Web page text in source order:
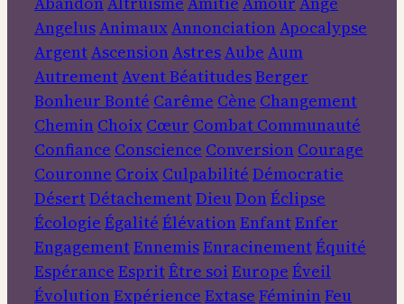
AngelusAnimauxAnnonciationApocalypse
ArgentAscensionAstresAube Aum
AutrementAventBéatitudesBerger
Bonheur Bonté Carême Cène Changement
Chemin Choix Cœur Combat Communauté
Confiance Conscience Conversion Courage
Couronne Croix Culpabilité Démocratie
DésertDétachementDieuDonÉclipse
Écologie Égalité ÉlévationEnfantEnfer
EngagementEnnemisEnracinementÉquité
Espérance EspritÊtre soi Europe Éveil
ÉvolutionExpérience Extase FémininFeu